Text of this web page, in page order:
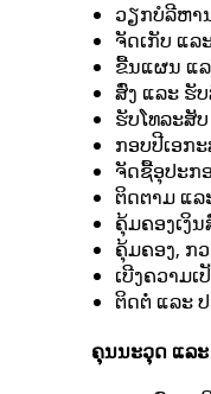
ວຽກບໍລີຫາ
ຈັດເກັບ ແລ
ຂື້ນແຜນ ແ
ສົ່ງ ແລະ ຮັ
ຮັບໂທລະສັບ
ກອບປີເອກ
ຈັດຊື້ອຸປະກ
ຕິດຕາມ ແ
ຄຸ້ມຄອງເງິ
ຄຸ້ມຄອງ, ກ
ເບີງຄວາມ
ຕິດຕໍ່ ແລະ
ຄຸນນະວຸດ ແລະ